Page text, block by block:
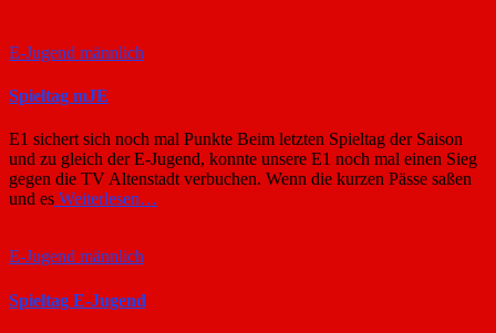
E-Jugend männlich
Spieltag mJE
E1 sichert sich noch mal Punkte Beim letzten Spieltag der Saison
und zu gleich der E-Jugend, konnte unsere E1 noch mal einen Sieg
gegen die TV Altenstadt verbuchen. Wenn die kurzen Pässe saßen
und es Weiterlesen…
E-Jugend männlich
Spieltag E-Jugend